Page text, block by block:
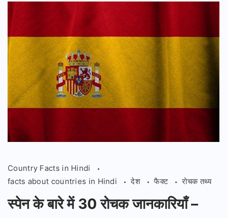
Christmas
in
Hindi
Country Facts in Hindi
facts about countries in Hindi
देश फैक्ट रोचक तथ्य
स्पेन के बारे में 30 रोचक जानकारियाँ –